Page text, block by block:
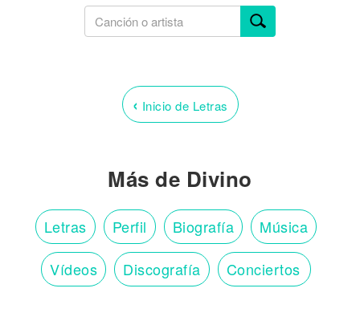
‹ Inicio de Letras
Más de Divino
Letras Perfil Biografía Música
Vídeos Discografía Conciertos